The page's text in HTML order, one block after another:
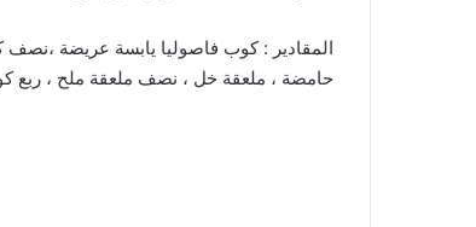
المقادير : كوب فاصوليا يابسة عريضة
حامضة ، ملعقة خل ، نصف ملعقة ملح ، ربع